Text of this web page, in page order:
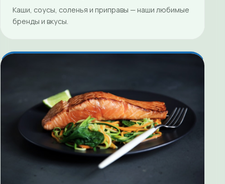
Каши, соусы, соленья и приправы — наши любимые
бренды и вкусы.